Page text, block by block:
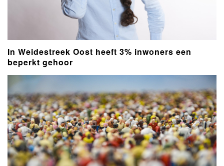
In Weidestreek Oost heeft 3% inwoners een
beperkt gehoor